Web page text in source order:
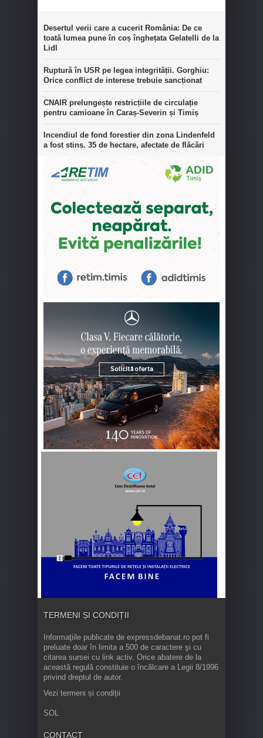
Desertul verii care a cucerit România: De ce
toată lumea pune în coș înghețata Gelatelli de la
Lidl
Ruptură în USR pe legea integrității. Gorghiu:
Orice conflict de interese trebuie sancționat
CNAIR prelungește restricțiile de circulație
pentru camioane în Caraș-Severin și Timiș
Incendiul de fond forestier din zona Lindenfeld
a fost stins. 35 de hectare, afectate de flăcări
TERMENI ȘI CONDIȚII
Informaţiile publicate de expressdebanat.ro pot fi
preluate doar în limita a 500 de caractere şi cu
citarea sursei cu link activ. Orice abatere de la
această regulă constituie o încălcare a Legii 8/1996
privind dreptul de autor.
Vezi termeni și condiții
SOL
CONTACT